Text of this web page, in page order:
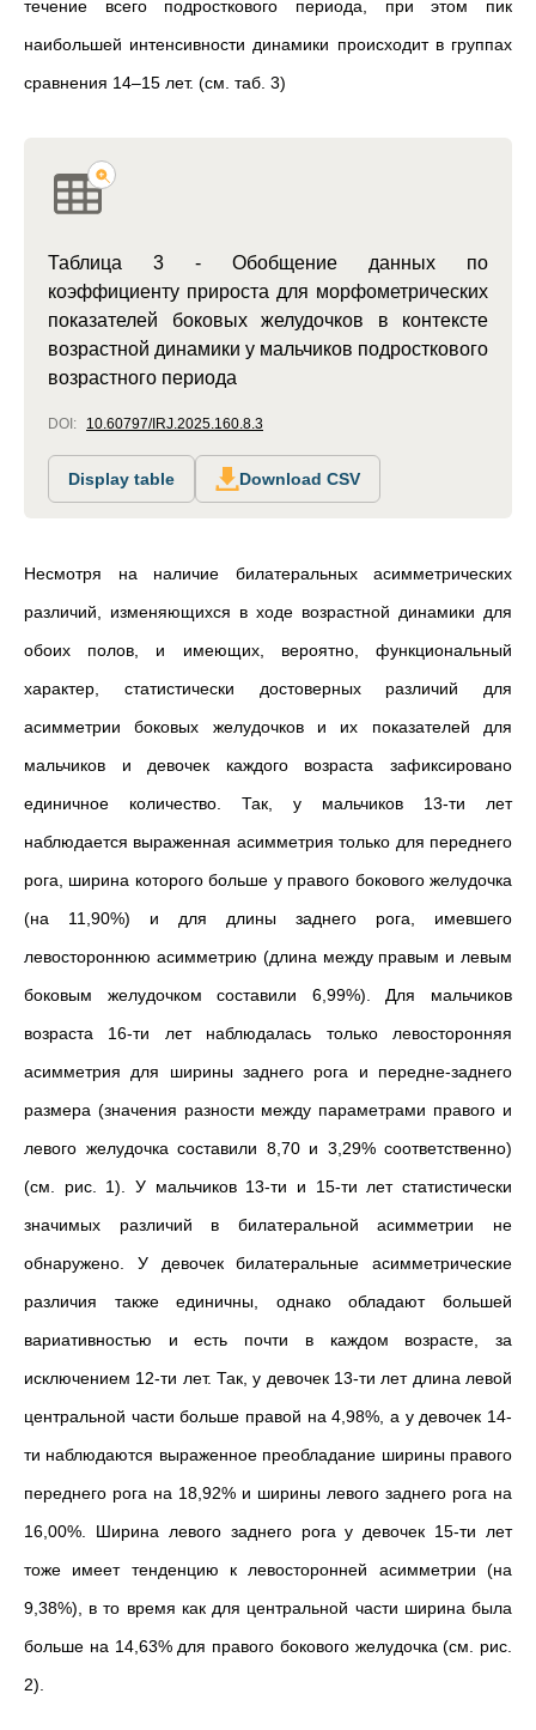
течение всего подросткового периода, при этом пик
наибольшей интенсивности динамики происходит в группах
сравнения 14–15 лет. (см. таб. 3)
Таблица 3 - Обобщение данных по
коэффициенту прироста для морфометрических
показателей боковых желудочков в контексте
возрастной динамики у мальчиков подросткового
возрастного периода
DOI: 10.60797/IRJ.2025.160.8.3
Display table Download CSV
Несмотря на наличие билатеральных асимметрических
различий, изменяющихся в ходе возрастной динамики для
обоих полов, и имеющих, вероятно, функциональный
характер, статистически достоверных различий для
асимметрии боковых желудочков и их показателей для
мальчиков и девочек каждого возраста зафиксировано
единичное количество. Так, у мальчиков 13-ти лет
наблюдается выраженная асимметрия только для переднего
рога, ширина которого больше у правого бокового желудочка
(на 11,90%) и для длины заднего рога, имевшего
левостороннюю асимметрию (длина между правым и левым
боковым желудочком составили 6,99%). Для мальчиков
возраста 16-ти лет наблюдалась только левосторонняя
асимметрия для ширины заднего рога и передне-заднего
размера (значения разности между параметрами правого и
левого желудочка составили 8,70 и 3,29% соответственно)
(см. рис. 1). У мальчиков 13-ти и 15-ти лет статистически
значимых различий в билатеральной асимметрии не
обнаружено. У девочек билатеральные асимметрические
различия также единичны, однако обладают большей
вариативностью и есть почти в каждом возрасте, за
исключением 12-ти лет. Так, у девочек 13-ти лет длина левой
центральной части больше правой на 4,98%, а у девочек 14-
ти наблюдаются выраженное преобладание ширины правого
переднего рога на 18,92% и ширины левого заднего рога на
16,00%. Ширина левого заднего рога у девочек 15-ти лет
тоже имеет тенденцию к левосторонней асимметрии (на
9,38%), в то время как для центральной части ширина была
больше на 14,63% для правого бокового желудочка (см. рис.
2).